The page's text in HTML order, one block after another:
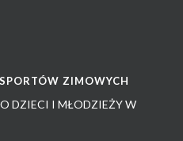
ZIMOWYCH
DZIECI I MŁODZIEŻY W